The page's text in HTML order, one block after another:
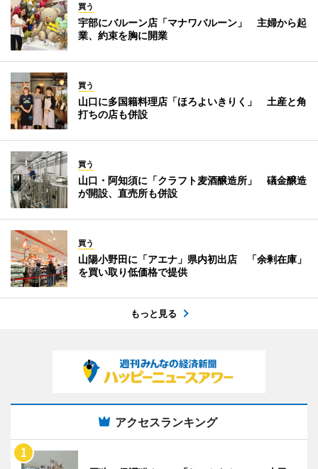
買う
宇部にバルーン店「マナワバルーン」 主婦から起
業、約束を胸に開業
買う
山口に多国籍料理店「ほろよいきりく」 土産と角
打ちの店も併設
買う
山口・阿知須に「クラフト麦酒醸造所」 礒金醸造
が開設、直売所も併設
買う
山陽小野田に「アエナ」県内初出店 「余剰在庫」
を買い取り低価格で提供
もっと見る
アクセスランキング